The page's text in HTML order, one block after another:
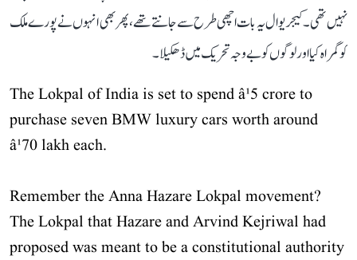
نہیں تھی۔ کیجریوال یہ بات اچھی طرح سے جانتے تھے، پھر بھی انہوں نے پورے ملک
کو گمراہ کیا اور لوگوں کو بے وجہ تحریک میں ڈھکیلا۔
The Lokpal of India is set to spend â¹5 crore to
purchase seven BMW luxury cars worth around
â¹70 lakh each.
Remember the Anna Hazare Lokpal movement?
The Lokpal that Hazare and Arvind Kejriwal had
proposed was meant to be a constitutional authority